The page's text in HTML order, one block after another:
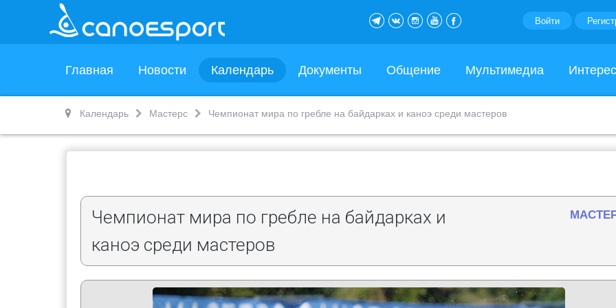
Войти
Главная Новости Календарь Документы Общение Мультимедиа
Календарь Мастерс Чемпионат мира по гребле на байдарках и каноэ среди мастеров
Чемпионат мира по гребле на байдарках и
каноэ среди мастеров